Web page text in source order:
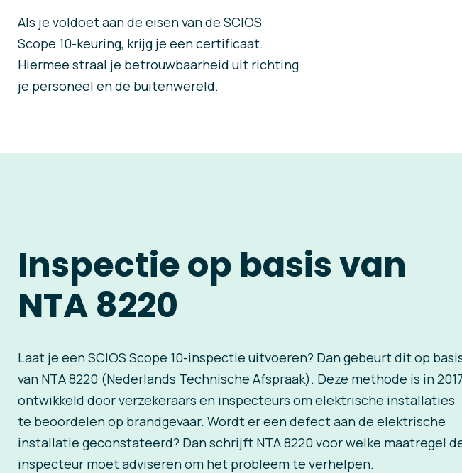
Als je voldoet aan de eisen van de SCIOS
Scope 10-keuring, krijg je een certificaat.
Hiermee straal je betrouwbaarheid uit richting
je personeel en de buitenwereld.
Inspectie op basis van
NTA 8220
Laat je een SCIOS Scope 10-inspectie uitvoeren? Dan gebeurt dit op
van NTA 8220 (Nederlands Technische Afspraak). Deze methode is in 2017
ontwikkeld door verzekeraars en inspecteurs om elektrische installaties
te beoordelen op brandgevaar. Wordt er een defect aan de elektrische
installatie geconstateerd? Dan schrijft NTA 8220 voor welke maatregel
inspecteur moet adviseren om het probleem te verhelpen.